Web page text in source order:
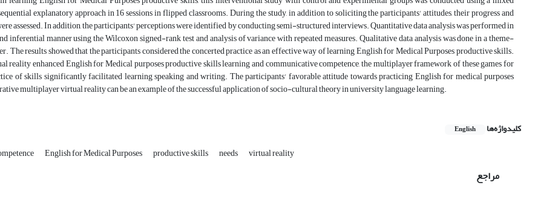
explanatory approach in 16 sessions in flipped classrooms. During the study, in addition to soliciting the participants' attitudes, their progress and
assessed. In addition, the participants' perceptions were identified by conducting semi-structured interviews. Quantitative data analysis was performed in
inferential manner using the Wilcoxon signed-rank test and analysis of variance with repeated measures. Qualitative data analysis was done in a theme-
The results showed that the participants considered the concerted practice as an effective way of learning English for Medical Purposes productive skills.
reality enhanced English for Medical purposes productive skills learning and communicative competence, the multiplayer framework of these games for
of skills significantly facilitated learning speaking and writing. The participants' favorable attitude towards practicing English for medical purposes
multiplayer virtual reality can be an example of the successful application of socio-cultural theory in university language learning.
کلیدواژه‌ها English
English for Medical Purposes productive skills needs virtual reality
مراجع